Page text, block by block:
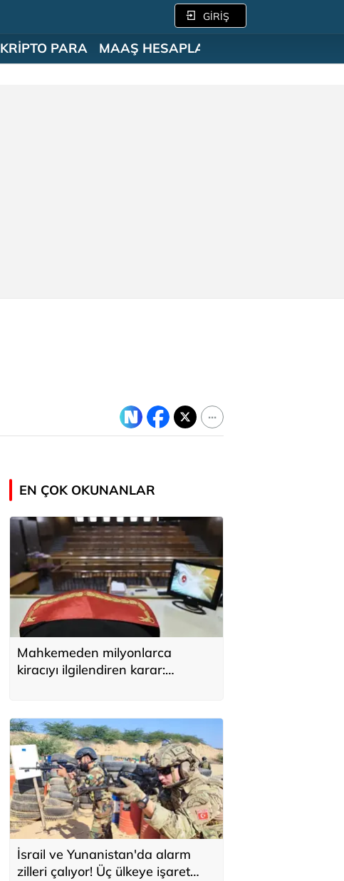
GİRİŞ
KRİPTO PARA MAAŞ HESAPLAMA
EN ÇOK OKUNANLAR
Mahkemeden milyonlarca
kiracıyı ilgilendiren karar:
İsrail ve Yunanistan'da alarm
zilleri çalıyor! Üç ülkeye işaret